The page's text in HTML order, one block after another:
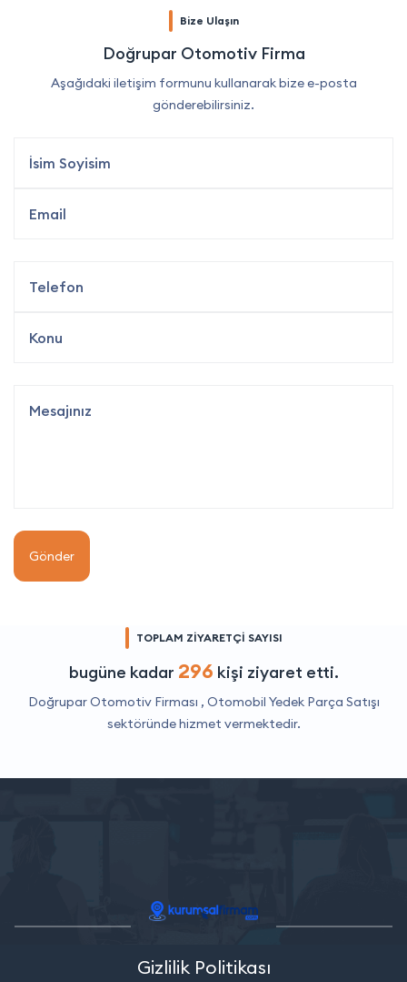
Bize Ulaşın
Doğrupar Otomotiv Firma
Aşağıdaki iletişim formunu kullanarak bize e-posta
gönderebilirsiniz.
Gönder
TOPLAM ZİYARETÇİ SAYISI
bugüne kadar 296 kişi ziyaret etti.
Doğrupar Otomotiv Firması , Otomobil Yedek Parça Satışı
sektöründe hizmet vermektedir.
Gizlilik Politikası